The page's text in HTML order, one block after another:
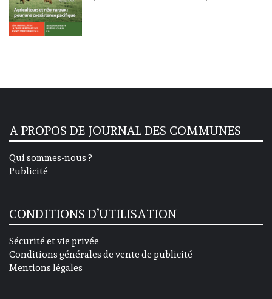
A PROPOS DE JOURNAL DES COMMUNES
Qui sommes-nous ?
Publicité
CONDITIONS D’UTILISATION
Sécurité et vie privée
Conditions générales de vente de publicité
Mentions légales